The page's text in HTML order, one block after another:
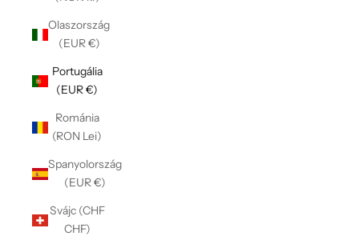
Olaszország
(EUR €)
Portugália
(EUR €)
Románia
(RON Lei)
Spanyolország
(EUR €)
Svájc (CHF
CHF)